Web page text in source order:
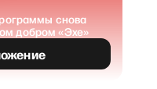
снова
добром «Эхе»